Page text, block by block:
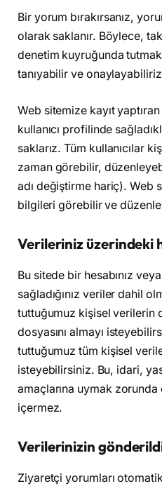
Bir yorum bırakırsanız,
olarak saklanır. Böylece,
denetim kuyruğunda
tanıyabilir ve
Web sitemize kayıt
kullanıcı profilinde
saklarız. Tüm kullanıcılar
zaman görebilir,
adı değiştirme hariç). Web
bilgileri görebilir ve
Verileriniz üzerindeki
Bu sitede bir hesabınız
sağladığınız veriler dahil
tuttuğumuz kişisel verilerin
dosyasını almayı
tuttuğumuz tüm kişisel
isteyebilirsiniz. Bu, idari,
amaçlarına uymak
içermez.
Verilerinizin
Ziyaretçi yorumları